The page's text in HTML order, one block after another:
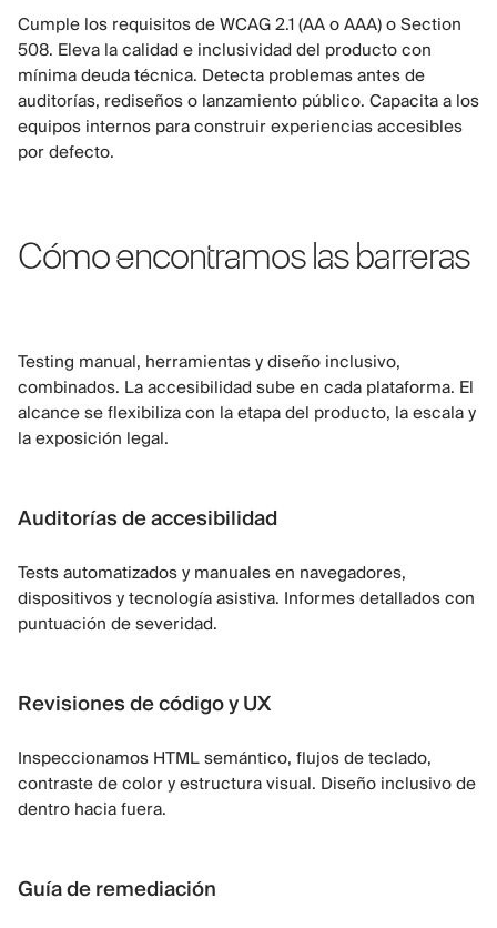
Cumple los requisitos de WCAG 2.1 (AA o AAA) o Section
508. Eleva la calidad e inclusividad del producto con
mínima deuda técnica. Detecta problemas antes de
auditorías, rediseños o lanzamiento público. Capacita a los
equipos internos para construir experiencias accesibles
por defecto.
Cómo encontramos las barreras
Testing manual, herramientas y diseño inclusivo,
combinados. La accesibilidad sube en cada plataforma. El
alcance se flexibiliza con la etapa del producto, la escala y
la exposición legal.
Auditorías de accesibilidad
Tests automatizados y manuales en navegadores,
dispositivos y tecnología asistiva. Informes detallados con
puntuación de severidad.
Revisiones de código y UX
Inspeccionamos HTML semántico, flujos de teclado,
contraste de color y estructura visual. Diseño inclusivo de
dentro hacia fuera.
Guía de remediación